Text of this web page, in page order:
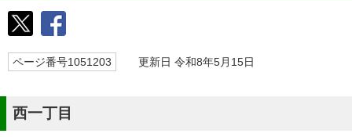
ページ番号1051203 更新日 令和8年5月15日
西一丁目